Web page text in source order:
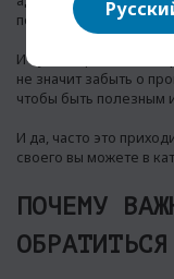
помогает, а лишь
И лучшее решение —
не значит забыть о
чтобы быть полезным
И да, часто это
своего вы можете в
ПОЧЕМУ